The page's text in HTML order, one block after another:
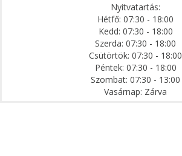
Nyitvatartás:
Hétfő: 07:30 - 18:00
Kedd: 07:30 - 18:00
Szerda: 07:30 - 18:00
Csütörtök: 07:30 - 18:00
Péntek: 07:30 - 18:00
Szombat: 07:30 - 13:00
Vasárnap: Zárva